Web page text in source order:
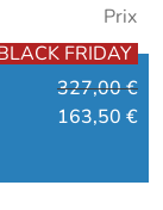
Prix
FRIDAY
327,00€
163,50 €